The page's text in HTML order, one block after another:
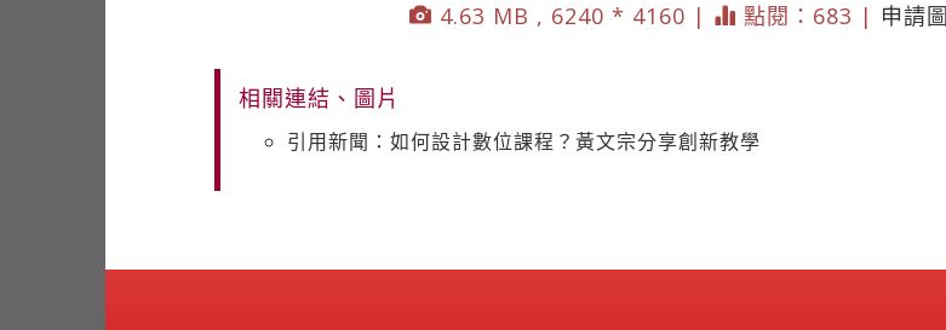
4.63 MB , 6240 * 4160 |
點閱：683 | 申請
相關連結、圖片
引用新聞：如何設計數位課程？黃文宗分享創新教學